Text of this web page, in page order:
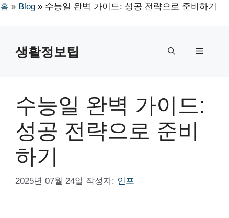
홈 » Blog » 수능일 완벽 가이드: 성공 전략으로 준비하기
생활정보팁 메
수능일 완벽 가이드:
성공 전략으로 준비
하기
2025년 07월 24일 작성자: 인포